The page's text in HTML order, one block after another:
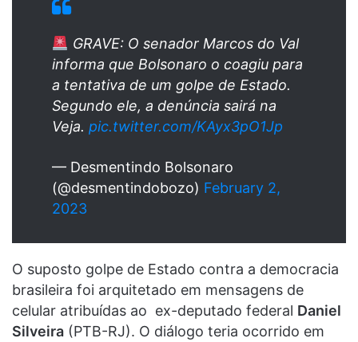
GRAVE: O senador Marcos do Val
informa que Bolsonaro o coagiu para
a tentativa de um golpe de Estado.
Segundo ele, a denúncia sairá na
Veja. pic.twitter.com/KAyx3pO1Jp
— Desmentindo Bolsonaro
(@desmentindobozo) February 2,
2023
O suposto golpe de Estado contra a democracia
brasileira foi arquitetado em mensagens de
celular atribuídas ao ex-deputado federal Daniel
Silveira (PTB-RJ). O diálogo teria ocorrido em